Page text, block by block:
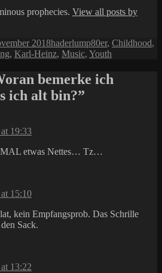
prophecies. View all posts by
2018Author
haderlumpCategories
80er, Childhood,
, Karl-Heinz, Music, Youth
bemerke ich
ich alt bin?”
19:33
etwas Nettes… Tz…
15:10
kein Empfangsprob. Das Schrille
Sack.
13:22